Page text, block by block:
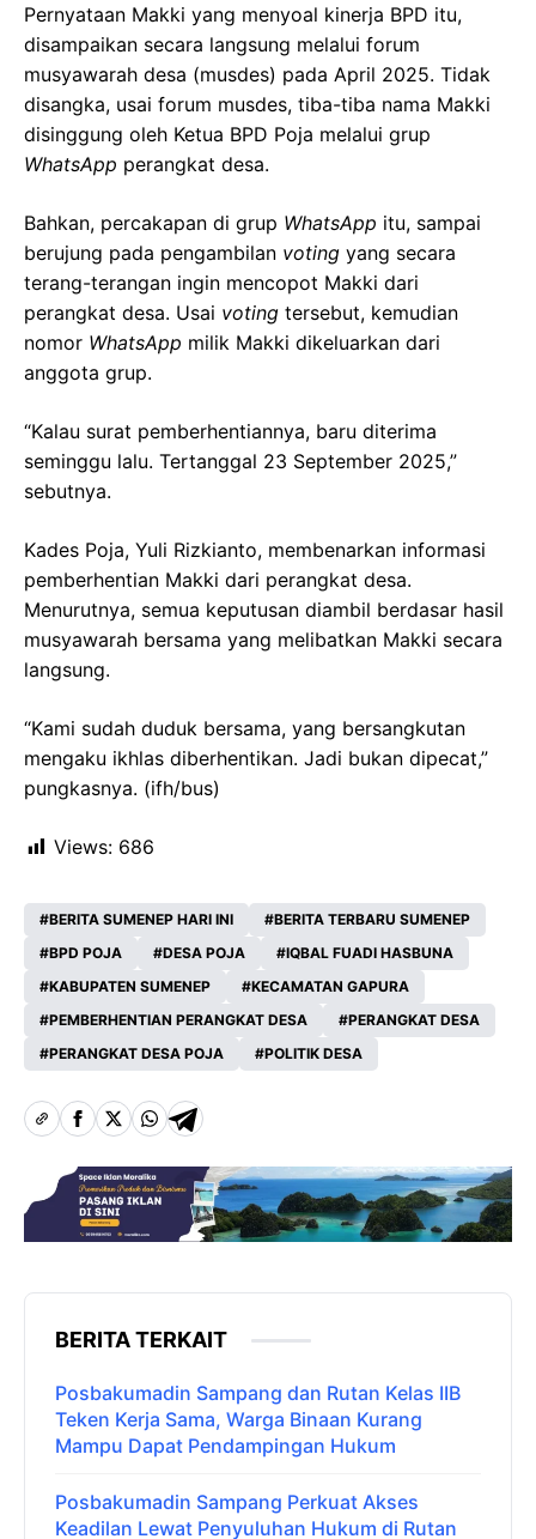
Pernyataan Makki yang menyoal kinerja BPD itu,
disampaikan secara langsung melalui forum
musyawarah desa (musdes) pada April 2025. Tidak
disangka, usai forum musdes, tiba-tiba nama Makki
disinggung oleh Ketua BPD Poja melalui grup
WhatsApp perangkat desa.
Bahkan, percakapan di grup WhatsApp itu, sampai
berujung pada pengambilan voting yang secara
terang-terangan ingin mencopot Makki dari
perangkat desa. Usai voting tersebut, kemudian
nomor WhatsApp milik Makki dikeluarkan dari
anggota grup.
“Kalau surat pemberhentiannya, baru diterima
seminggu lalu. Tertanggal 23 September 2025,”
sebutnya.
Kades Poja, Yuli Rizkianto, membenarkan informasi
pemberhentian Makki dari perangkat desa.
Menurutnya, semua keputusan diambil berdasar hasil
musyawarah bersama yang melibatkan Makki secara
langsung.
“Kami sudah duduk bersama, yang bersangkutan
mengaku ikhlas diberhentikan. Jadi bukan dipecat,”
pungkasnya. (ifh/bus)
Views: 686
BERITA SUMENEP HARI INI
BERITA TERBARU SUMENEP
BPD POJA
DESA POJA
IQBAL FUADI HASBUNA
KABUPATEN SUMENEP
KECAMATAN GAPURA
PEMBERHENTIAN PERANGKAT DESA
PERANGKAT DESA
PERANGKAT DESA POJA
POLITIK DESA
BERITA TERKAIT
Posbakumadin Sampang dan Rutan Kelas IIB
Teken Kerja Sama, Warga Binaan Kurang
Mampu Dapat Pendampingan Hukum
Posbakumadin Sampang Perkuat Akses
Keadilan Lewat Penyuluhan Hukum di Rutan